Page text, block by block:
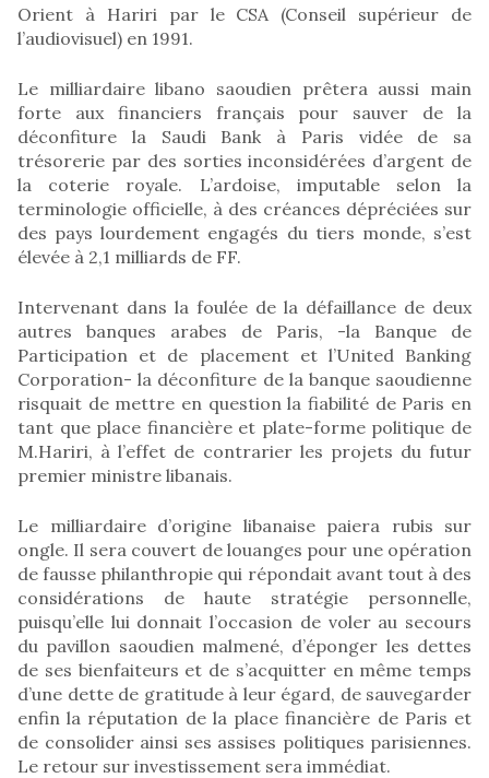
Orient à Hariri par le CSA (Conseil supérieur de
l’audiovisuel) en 1991.
Le milliardaire libano saoudien prêtera aussi main
forte aux financiers français pour sauver de la
déconfiture la Saudi Bank à Paris vidée de sa
trésorerie par des sorties inconsidérées d’argent de
la coterie royale. L’ardoise, imputable selon la
terminologie officielle, à des créances dépréciées sur
des pays lourdement engagés du tiers monde, s’est
élevée à 2,1 milliards de FF.
Intervenant dans la foulée de la défaillance de deux
autres banques arabes de Paris, -la Banque de
Participation et de placement et l’United Banking
Corporation- la déconfiture de la banque saoudienne
risquait de mettre en question la fiabilité de Paris en
tant que place financière et plate-forme politique de
M.Hariri, à l’effet de contrarier les projets du futur
premier ministre libanais.
Le milliardaire d’origine libanaise paiera rubis sur
ongle. Il sera couvert de louanges pour une opération
de fausse philanthropie qui répondait avant tout à des
considérations de haute stratégie personnelle,
puisqu’elle lui donnait l’occasion de voler au secours
du pavillon saoudien malmené, d’éponger les dettes
de ses bienfaiteurs et de s’acquitter en même temps
d’une dette de gratitude à leur égard, de sauvegarder
enfin la réputation de la place financière de Paris et
de consolider ainsi ses assises politiques parisiennes.
Le retour sur investissement sera immédiat.